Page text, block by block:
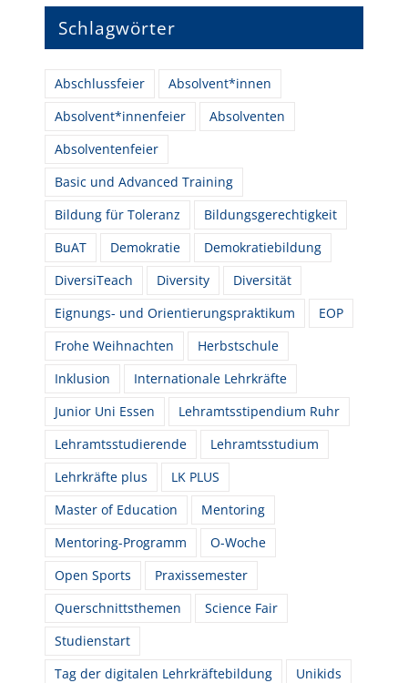
Schlagwörter
Abschlussfeier
Absolvent*innen
Absolvent*innenfeier
Absolventen
Absolventenfeier
Basic und Advanced Training
Bildung für Toleranz
Bildungsgerechtigkeit
BuAT
Demokratie
Demokratiebildung
DiversiTeach
Diversity
Diversität
Eignungs- und Orientierungspraktikum
EOP
Frohe Weihnachten
Herbstschule
Inklusion
Internationale Lehrkräfte
Junior Uni Essen
Lehramtsstipendium Ruhr
Lehramtsstudierende
Lehramtsstudium
Lehrkräfte plus
LK PLUS
Master of Education
Mentoring
Mentoring-Programm
O-Woche
Open Sports
Praxissemester
Querschnittsthemen
Science Fair
Studienstart
Tag der digitalen Lehrkräftebildung
Unikids